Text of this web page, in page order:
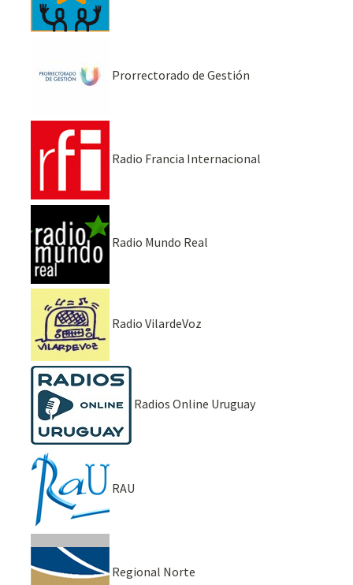
Prorrectorado de Gestión
Radio Francia Internacional
Radio Mundo Real
Radio VilardeVoz
Radios Online Uruguay
RAU
Regional Norte